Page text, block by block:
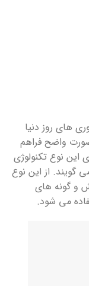
های روز دنیا
واضح فراهم
این نوع تکنولوژی
و گونه های
می شود.